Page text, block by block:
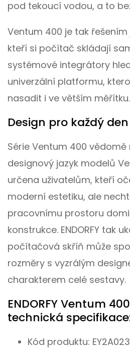
pod tekoucí vodou, a to
Ventum 400 je tak
kteří si počítač skládají
systémové integrátory
univerzální platformu,
nasadit i ve větším měřítku.
Design pro každý den
Série Ventum 400 vědomě
designový jazyk modelů
určena uživatelům, kteří
moderní estetiku, ale
pracovnímu prostoru
konstrukce. ENDORFY tak
počítačová skříň může
rozměry s vyzrálým
charakterem celé sestavy.
ENDORFY Ventum
technická
Kód produktu: EY2A023